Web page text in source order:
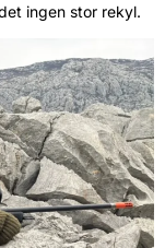
ingen stor rekyl.